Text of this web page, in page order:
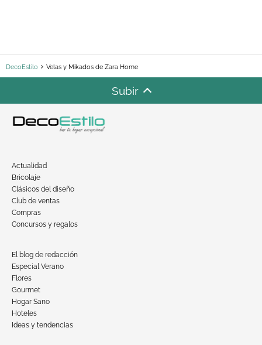
DecoEstilo Velas y Mikados de Zara Home
Subir
Actualidad
Bricolaje
Clásicos del diseño
Club de ventas
Compras
Concursos y regalos
El blog de redacción
Especial Verano
Flores
Gourmet
Hogar Sano
Hoteles
Ideas y tendencias